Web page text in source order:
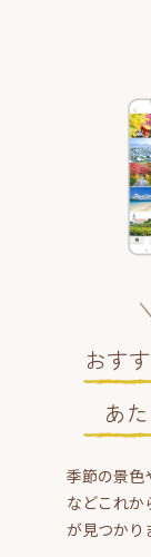
おす
あ
季節の景色
などこれか
が見つかり